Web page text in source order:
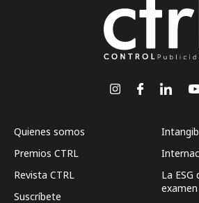
Quienes somos
Premios CTRL
Revista CTRL
Suscríbete
La ESG
examen